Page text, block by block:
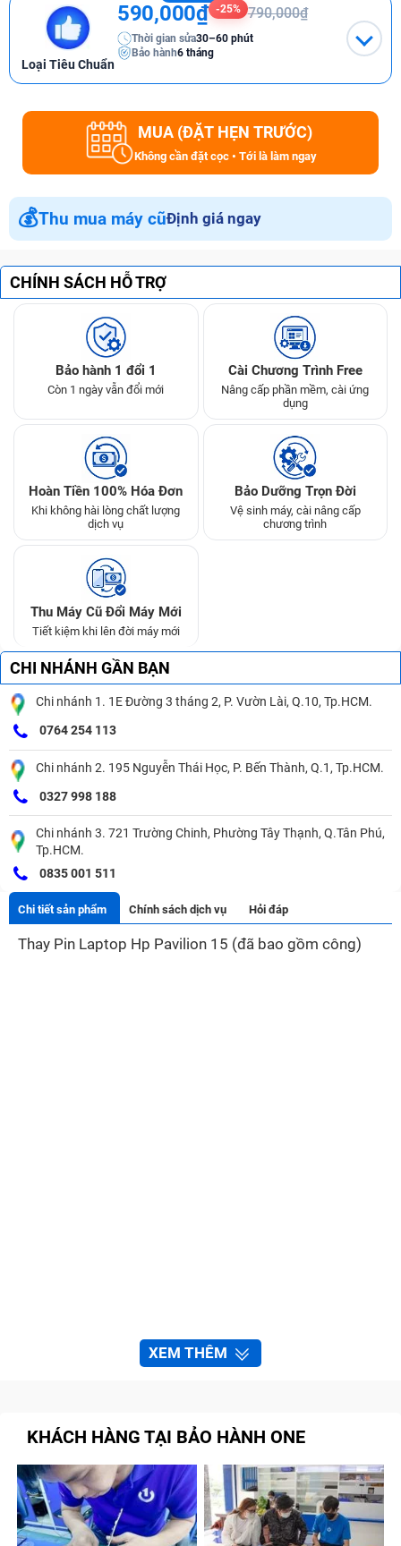
Loại Tiêu Chuẩn
590,000₫ -25% 790,000₫
Thời gian sửa30–60 phút
Bảo hành6 tháng
MUA (ĐẶT HẸN TRƯỚC)
Không cần đặt cọc • Tới là làm ngay
💰Thu mua máy cũĐịnh giá ngay
CHÍNH SÁCH HỖ TRỢ
Bảo hành 1 đổi 1
Còn 1 ngày vẫn đổi mới
Cài Chương Trình Free
Nâng cấp phần mềm, cài ứng
dụng
Hoàn Tiền 100% Hóa Đơn
Khi không hài lòng chất lượng
dịch vụ
Bảo Dưỡng Trọn Đời
Vệ sinh máy, cài nâng cấp
chương trình
Thu Máy Cũ Đổi Máy Mới
Tiết kiệm khi lên đời máy mới
CHI NHÁNH GẦN BẠN
Chi nhánh 1. 1E Đường 3 tháng 2, P. Vườn Lài, Q.10, Tp.HCM.
0764 254 113
Chi nhánh 2. 195 Nguyễn Thái Học, P. Bến Thành, Q.1, Tp.HCM.
0327 998 188
Chi nhánh 3. 721 Trường Chinh, Phường Tây Thạnh, Q.Tân Phú,
Tp.HCM.
0835 001 511
Chi tiết sản phẩm Chính sách dịch vụ Hỏi đáp
Thay Pin Laptop Hp Pavilion 15 (đã bao gồm công)
XEM THÊM
KHÁCH HÀNG TẠI BẢO HÀNH ONE